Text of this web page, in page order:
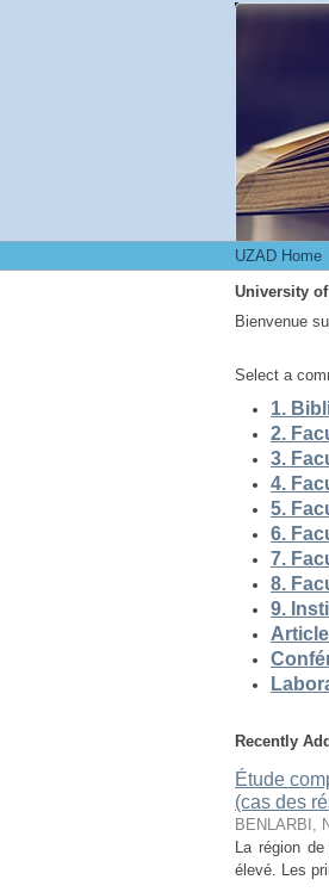
UZAD Home
UZAD Home
University
Bienvenue
Select a
5.
Recently
Étude
(cas des
BENLARBI,
La région
élevé. Les